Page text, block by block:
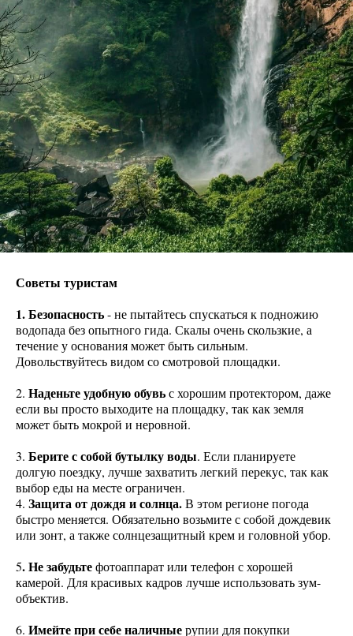
Советы туристам
1. Безопасность- не пытайтесь спускаться к подножию
водопада без опытного гида. Скалы очень скользкие, а
течение у основания может быть сильным.
Довольствуйтесь видом со смотровой площадки.
2. Наденьте удобную обувьс хорошим протектором, даже
если вы просто выходите на площадку, так как земля
может быть мокрой и неровной.
3. Берите с собой бутылку воды. Если планируете
долгую поездку, лучше захватить легкий перекус, так как
выбор еды на месте ограничен.
4. Защита от дождя и солнца.В этом регионе погода
быстро меняется. Обязательно возьмите с собой дождевик
или зонт, а также солнцезащитный крем и головной убор.
5. Не забудьтефотоаппарат или телефон с хорошей
камерой. Для красивых кадров лучше использовать зум-
объектив.
6. Имейте при себе наличныерупии для покупки